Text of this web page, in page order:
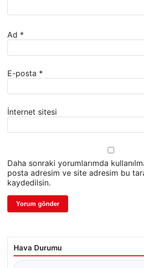
Ad *
E-posta *
İnternet sitesi
Daha sonraki yorumlarımda
posta adresim ve site adresim bu
kaydedilsin.
Hava Durumu